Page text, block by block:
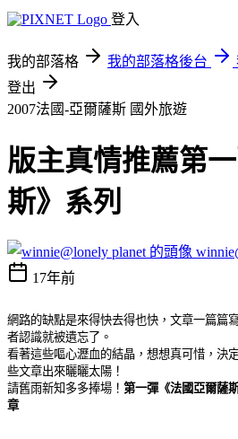
登入
我的部落格 我的部落格後台
登出
2007法國-亞爾薩斯 國外旅遊
版主真情推薦第
斯》系列
17年前
網路的缺點是來得快去得也快，文章一篇篇
者認識就被遺忘了。
看著這些嘔心瀝血的結晶，想想真可惜，決
些文章出來曬曬太陽！
請舊雨新知多多捧場！ 第一彈《法國亞爾薩
章